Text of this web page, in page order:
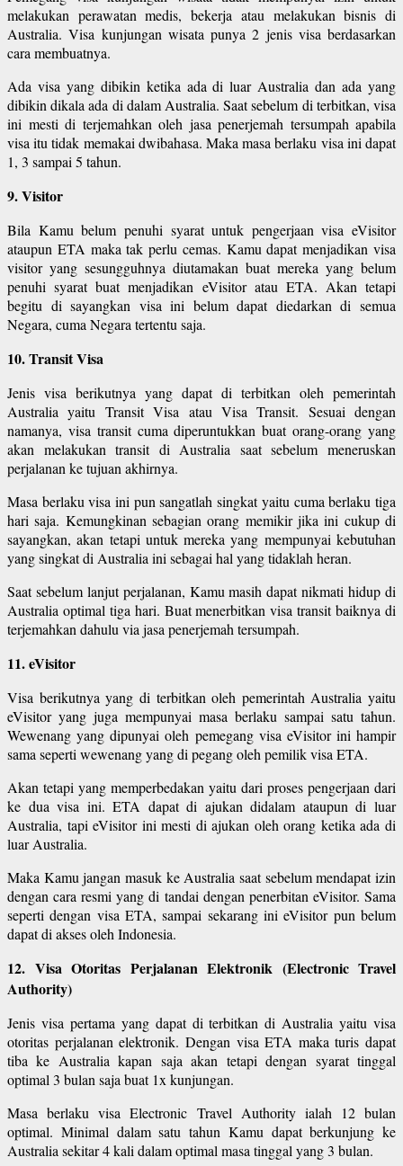
melakukan perawatan medis, bekerja atau melakukan bisnis di
Australia. Visa kunjungan wisata punya 2 jenis visa berdasarkan
cara membuatnya.
Ada visa yang dibikin ketika ada di luar Australia dan ada yang
dibikin dikala ada di dalam Australia. Saat sebelum di terbitkan, visa
ini mesti di terjemahkan oleh jasa penerjemah tersumpah apabila
visa itu tidak memakai dwibahasa. Maka masa berlaku visa ini dapat
1, 3 sampai 5 tahun.
9. Visitor
Bila Kamu belum penuhi syarat untuk pengerjaan visa eVisitor
ataupun ETA maka tak perlu cemas. Kamu dapat menjadikan visa
visitor yang sesungguhnya diutamakan buat mereka yang belum
penuhi syarat buat menjadikan eVisitor atau ETA. Akan tetapi
begitu di sayangkan visa ini belum dapat diedarkan di semua
Negara, cuma Negara tertentu saja.
10. Transit Visa
Jenis visa berikutnya yang dapat di terbitkan oleh pemerintah
Australia yaitu Transit Visa atau Visa Transit. Sesuai dengan
namanya, visa transit cuma diperuntukkan buat orang-orang yang
akan melakukan transit di Australia saat sebelum meneruskan
perjalanan ke tujuan akhirnya.
Masa berlaku visa ini pun sangatlah singkat yaitu cuma berlaku tiga
hari saja. Kemungkinan sebagian orang memikir jika ini cukup di
sayangkan, akan tetapi untuk mereka yang mempunyai kebutuhan
yang singkat di Australia ini sebagai hal yang tidaklah heran.
Saat sebelum lanjut perjalanan, Kamu masih dapat nikmati hidup di
Australia optimal tiga hari. Buat menerbitkan visa transit baiknya di
terjemahkan dahulu via jasa penerjemah tersumpah.
11. eVisitor
Visa berikutnya yang di terbitkan oleh pemerintah Australia yaitu
eVisitor yang juga mempunyai masa berlaku sampai satu tahun.
Wewenang yang dipunyai oleh pemegang visa eVisitor ini hampir
sama seperti wewenang yang di pegang oleh pemilik visa ETA.
Akan tetapi yang memperbedakan yaitu dari proses pengerjaan dari
ke dua visa ini. ETA dapat di ajukan didalam ataupun di luar
Australia, tapi eVisitor ini mesti di ajukan oleh orang ketika ada di
luar Australia.
Maka Kamu jangan masuk ke Australia saat sebelum mendapat izin
dengan cara resmi yang di tandai dengan penerbitan eVisitor. Sama
seperti dengan visa ETA, sampai sekarang ini eVisitor pun belum
dapat di akses oleh Indonesia.
12. Visa Otoritas Perjalanan Elektronik (Electronic Travel
Authority)
Jenis visa pertama yang dapat di terbitkan di Australia yaitu visa
otoritas perjalanan elektronik. Dengan visa ETA maka turis dapat
tiba ke Australia kapan saja akan tetapi dengan syarat tinggal
optimal 3 bulan saja buat 1x kunjungan.
Masa berlaku visa Electronic Travel Authority ialah 12 bulan
optimal. Minimal dalam satu tahun Kamu dapat berkunjung ke
Australia sekitar 4 kali dalam optimal masa tinggal yang 3 bulan.